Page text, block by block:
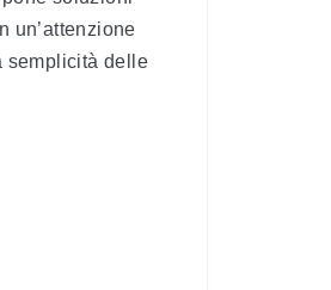
un’attenzione
semplicità delle